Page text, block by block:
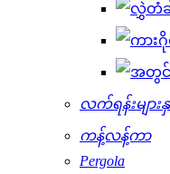
လက်ရန်းများနှ
ကန့်လန့်ကာ
Pergola